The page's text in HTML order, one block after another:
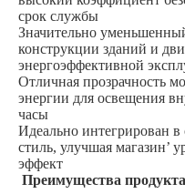
срок службы
Значительно
конструкции зданий и
энергоэффективной
Отличная прозрачность
энергии для освещения
часы
Идеально интегрирован
стиль, улучшая магазин’
эффект
Преимущества продукта